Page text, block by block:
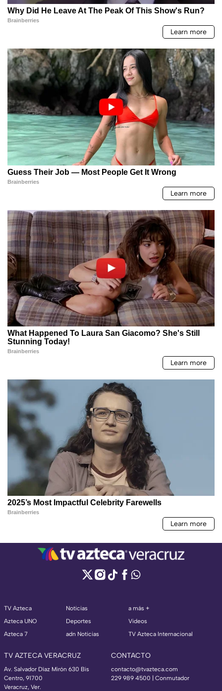
TV Azteca
Azteca UNO
Azteca 7
Noticias
Deportes
adn Noticias
a más +
Videos
TV Azteca Internacional
TV AZTECA VERACRUZ
Av. Salvador Díaz Mirón 630 Bis
Centro, 91700
Veracruz, Ver.
CONTACTO
contacto@tvazteca.com
229 989 4500 | Conmutador